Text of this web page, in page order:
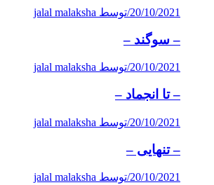
20/10/2021
/توسط jalal malaksha
– سوگند –
20/10/2021
/توسط jalal malaksha
– تا انجماد –
20/10/2021
/توسط jalal malaksha
– تنهایی –
20/10/2021
/توسط jalal malaksha